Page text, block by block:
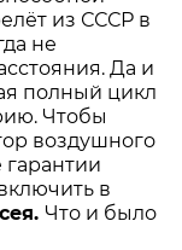
из СССР в
не
Да и
полный цикл
Чтобы
воздушного
гарантии
в
Что и было